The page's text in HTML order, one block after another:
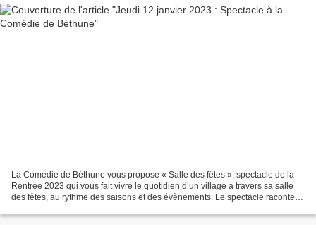
La Comédie de Béthune vous propose « Salle des fêtes », spectacle de la
Rentrée 2023 qui vous fait vivre le quotidien d’un village à travers sa salle
des fêtes, au rythme des saisons et des évènements. Le spectacle raconte le